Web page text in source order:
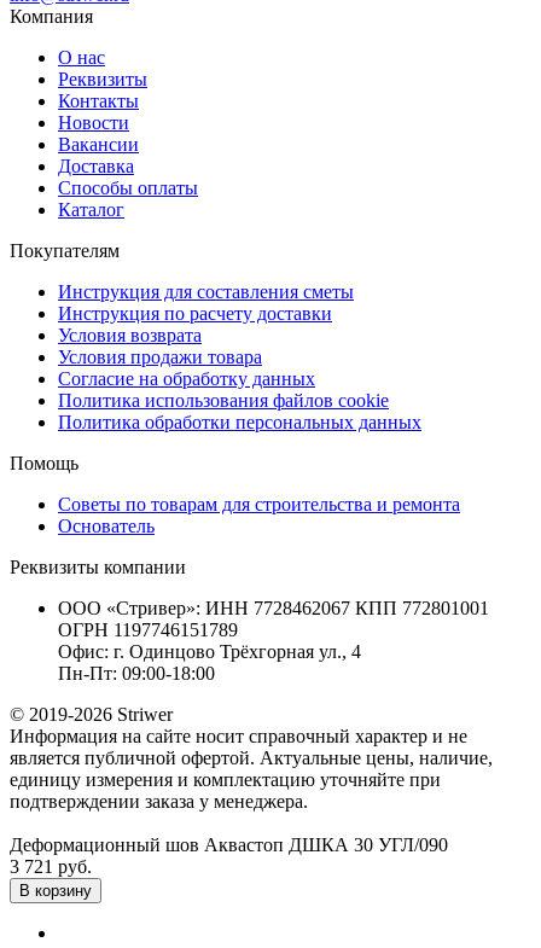
Компания
О нас
Реквизиты
Контакты
Новости
Вакансии
Доставка
Способы оплаты
Каталог
Покупателям
Инструкция для составления сметы
Инструкция по расчету доставки
Условия возврата
Условия продажи товара
Согласие на обработку данных
Политика использования файлов cookie
Политика обработки персональных данных
Помощь
Советы по товарам для строительства и ремонта
Основатель
Реквизиты компании
ООО «Стривер»: ИНН 7728462067 КПП 772801001
ОГРН 1197746151789
Офис: г. Одинцово Трёхгорная ул., 4
Пн-Пт: 09:00-18:00
© 2019-2026 Striwer
Информация на сайте носит справочный характер и не
является публичной офертой. Актуальные цены, наличие,
единицу измерения и комплектацию уточняйте при
подтверждении заказа у менеджера.
Деформационный шов Аквастоп ДШКА 30 УГЛ/090
3 721 руб.
В корзину